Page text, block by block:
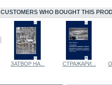
CUSTOMERS WHO BOUGHT THIS
ЗАТВОР НА... СТРАЖАРИ...